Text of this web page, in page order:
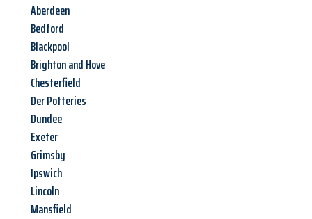
Aberdeen
Bedford
Blackpool
Brighton and Hove
Chesterfield
Der Potteries
Dundee
Exeter
Grimsby
Ipswich
Lincoln
Mansfield